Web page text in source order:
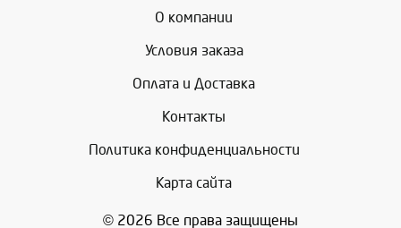
О компании
Условия заказа
Оплата и Доставка
Контакты
Политика конфиденциальности
Карта сайта
© 2026 Все права защищены